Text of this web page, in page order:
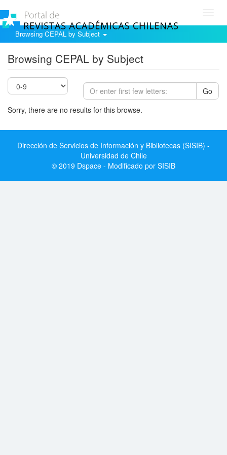
Browsing CEPAL by Subject
Browsing CEPAL by Subject
Go
Sorry, there are no results for this browse.
Dirección de Servicios de Información y Bibliotecas (SISIB) -
Universidad de Chile
© 2019 Dspace - Modificado por SISIB